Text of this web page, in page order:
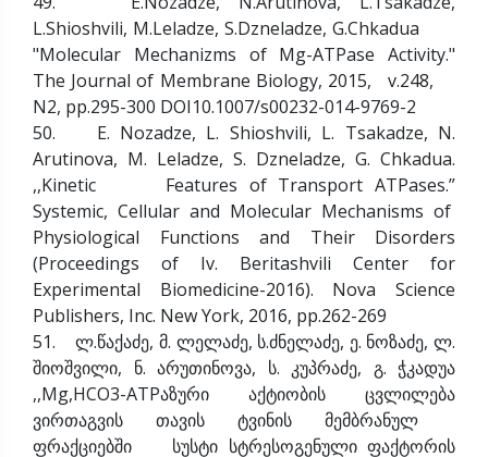
L.Shioshvili, M.Leladze, S.Dzneladze, G.Chkadua
"Molecular Mechanizms of Mg-ATPase Activity."
The Journal of Membrane Biology, 2015, v.248,
N2, pp.295-300 DOI10.1007/s00232-014-9769-2
50. E. Nozadze, L. Shioshvili, L. Tsakadze, N.
Arutinova, M. Leladze, S. Dzneladze, G. Chkadua.
,,Kinetic Features of Transport ATPases.”
Systemic, Cellular and Molecular Mechanisms of
Physiological Functions and Their Disorders
(Proceedings of Iv. Beritashvili Center for
Experimental Biomedicine-2016). Nova Science
Publishers, Inc. New York, 2016, pp.262-269
51. ლ.წაქაძე, მ. ლელაძე, ს.ძნელაძე, ე. ნოზაძე, ლ.
შიოშვილი, ნ. არუთინოვა, ს. კუპრაძე, გ. ჭკადუა
,,Mg,HCO3-ATPაზური აქტიობის ცვლილება
ვირთაგვის თავის ტვინის მემბრანულ
ფრაქციებში სუსტი სტრესოგენული ფაქტორის